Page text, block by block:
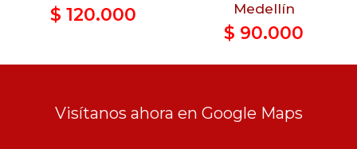
$ 120.000
Medellín
$ 90.000
Visítanos ahora en Google Maps